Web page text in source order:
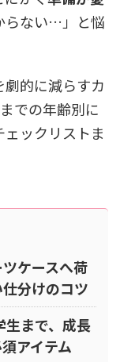
らない…」と悩
的に減らすカ
での年齢別に
ックリストま
ケースへ荷
分けのコツ
生まで、成長
アイテム